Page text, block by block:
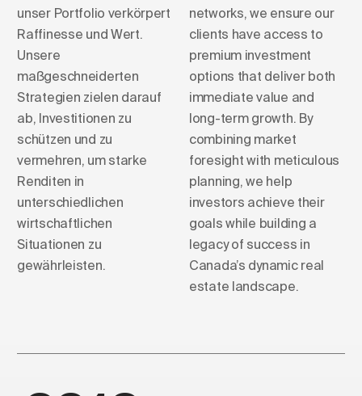
unser Portfolio verkörpert
Raffinesse und Wert.
Unsere
maßgeschneiderten
Strategien zielen darauf
ab, Investitionen zu
schützen und zu
vermehren, um starke
Renditen in
unterschiedlichen
wirtschaftlichen
Situationen zu
gewährleisten.
networks, we ensure our
clients have access to
premium investment
options that deliver both
immediate value and
long-term growth. By
combining market
foresight with meticulous
planning, we help
investors achieve their
goals while building a
legacy of success in
Canada’s dynamic real
estate landscape.